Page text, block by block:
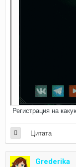
Регистрация на
Цитата
Grederika